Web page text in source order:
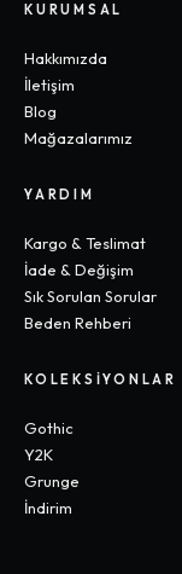
KURUMSAL
Hakkımızda
İletişim
Blog
Mağazalarımız
YARDIM
Kargo & Teslimat
İade & Değişim
Sık Sorulan Sorular
Beden Rehberi
KOLEKSIYONLAR
Gothic
Y2K
Grunge
İndirim